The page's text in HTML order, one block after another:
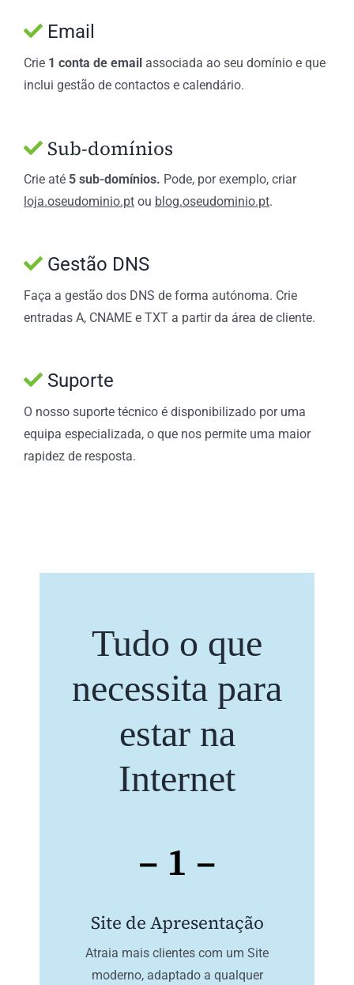
Email
Crie 1 conta de emailassociada ao seu domínio e que
inclui gestão de contactos e calendário.
Sub-domínios
Crie até 5 sub-domínios. Pode, por exemplo, criar
loja.oseudominio.ptou blog.oseudominio.pt.
Gestão DNS
Faça a gestão dos DNS de forma autónoma. Crie
entradas A, CNAME e TXT a partir da área de cliente.
Suporte
O nosso suporte técnico é disponibilizado por uma
equipa especializada, o que nos permite uma maior
rapidez de resposta.
Tudo o que
necessita para
estar na
Internet
– 1 –
Site de Apresentação
Atraia mais clientes com um Site
moderno, adaptado a qualquer